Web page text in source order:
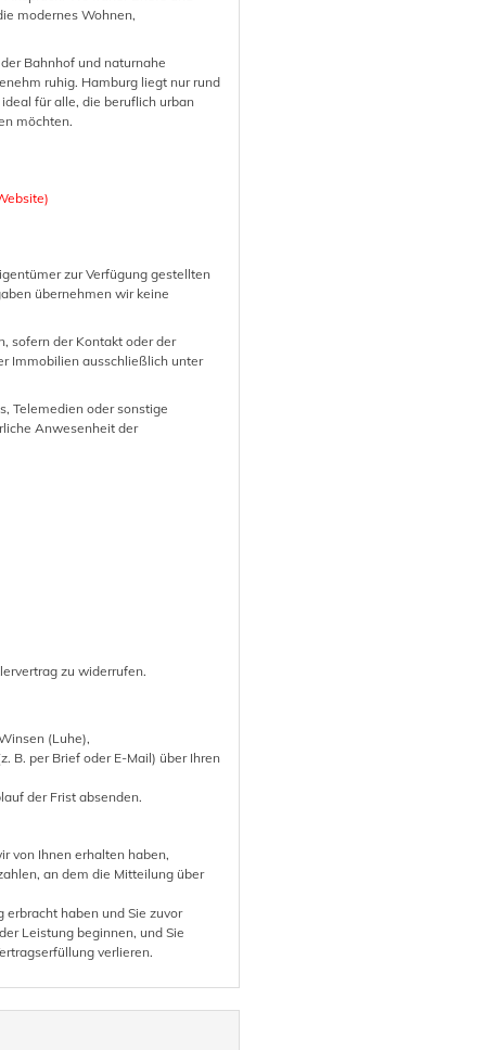
modernes Wohnen,
Bahnhof und naturnahe
ruhig. Hamburg liegt nur rund
für alle, die beruflich urban
möchten.
zur Verfügung gestellten
übernehmen wir keine
sofern der Kontakt oder der
Immobilien ausschließlich unter
Telemedien oder sonstige
Anwesenheit der
zu widerrufen.
(Luhe),
B. per Brief oder E-Mail) über Ihren
der Frist absenden.
von Ihnen erhalten haben,
an dem die Mitteilung über
haben und Sie zuvor
Leistung beginnen, und Sie
verlieren.